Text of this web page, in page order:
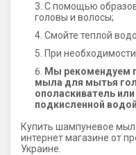
С помощью
головы и волосы;
Смойте теплой
При
Мы рекомендуем
мыла для мытья
ополаскиватель
подкисленной
Купить шампуневое
интернет магазине от
Украине.